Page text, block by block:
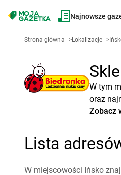
Najnowsze
Strona główna >Lokalizacje >
W tym
oraz
Zobacz
Lista
W miejscowości Ińsko